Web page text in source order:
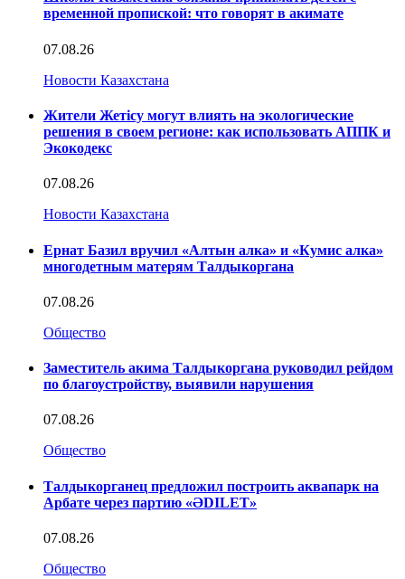
временной пропиской: что говорят в акимате
07.08.26
Новости Казахстана
Жители Жетісу могут влиять на экологические
решения в своем регионе: как использовать АППК и
Экокодекс
07.08.26
Новости Казахстана
Ернат Базил вручил «Алтын алка» и «Кумис алка»
многодетным матерям Талдыкоргана
07.08.26
Общество
Заместитель акима Талдыкоргана руководил рейдом
по благоустройству, выявили нарушения
07.08.26
Общество
Талдыкорганец предложил построить аквапарк на
Арбате через партию «ӘDILET»
07.08.26
Общество